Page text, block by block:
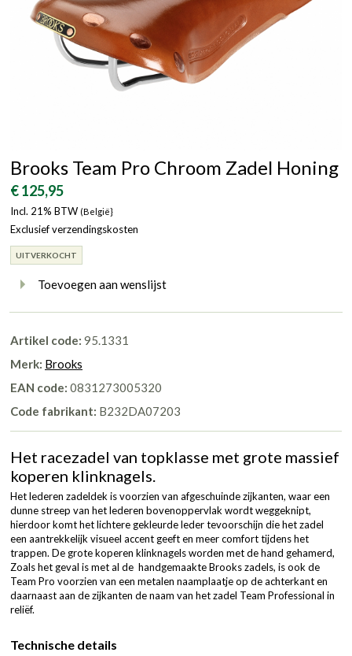
Brooks Team Pro Chroom Zadel Honing
€ 125,95
Incl. 21% BTW (België}
Exclusief verzendingskosten
UITVERKOCHT
Toevoegen aan wenslijst
Artikel code: 95.1331
Merk: Brooks
EAN code: 0831273005320
Code fabrikant: B232DA07203
Het racezadel van topklasse met grote massief
koperen klinknagels.
Het lederen zadeldek is voorzien van afgeschuinde zijkanten, waar een
dunne streep van het lederen bovenoppervlak wordt weggeknipt,
hierdoor komt het lichtere gekleurde leder tevoorschijn die het zadel
een aantrekkelijk visueel accent geeft en meer comfort tijdens het
trappen. De grote koperen klinknagels worden met de hand gehamerd,
Zoals het geval is met al de handgemaakte Brooks zadels, is ook de
Team Pro voorzien van een metalen naamplaatje op de achterkant en
daarnaast aan de zijkanten de naam van het zadel Team Professional in
reliëf.
Technische details